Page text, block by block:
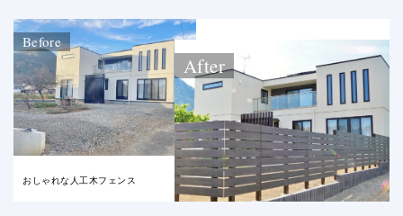
Before
After
おしゃれな人工木フェンス